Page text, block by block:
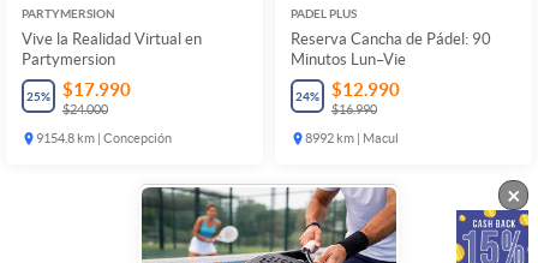
PARTYMERSION
Vive la Realidad Virtual en
Partymersion
25% $17.990
$24.000
9154.8 km | Concepción
PADEL PLUS
Reserva Cancha de Pádel: 90
Minutos Lun–Vie
24% $12.990
$16.990
8992 km | Macul
×